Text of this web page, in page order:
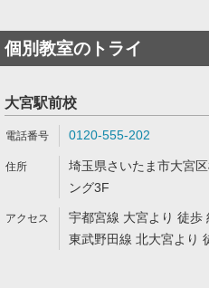
個別教室のトライ
大宮駅前校
0120-555-202
埼玉県さいたま市大宮
ング3F
宇都宮線 大宮より 徒歩
東武野田線 北大宮より